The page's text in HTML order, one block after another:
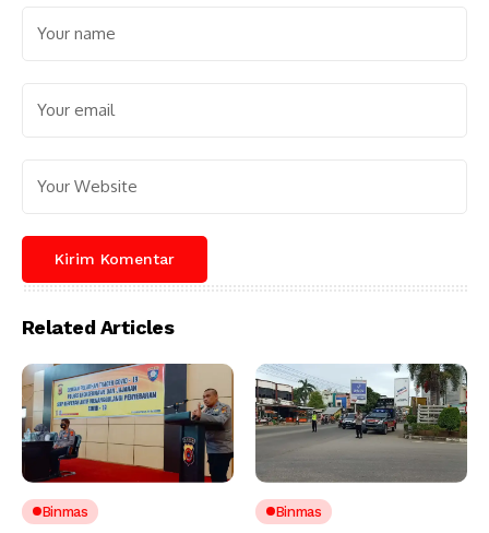
Related Articles
Binmas Binmas